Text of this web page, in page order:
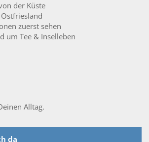
der Küste
zuerst sehen
um Tee & Inselleben
Alltag.
da